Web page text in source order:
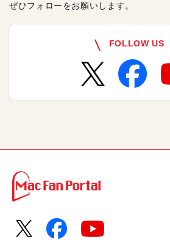
ぜひフォローをお願いします。
FOLLOW US